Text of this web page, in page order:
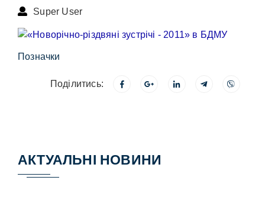
Super User
Позначки
Поділитись:
АКТУАЛЬНІ НОВИНИ